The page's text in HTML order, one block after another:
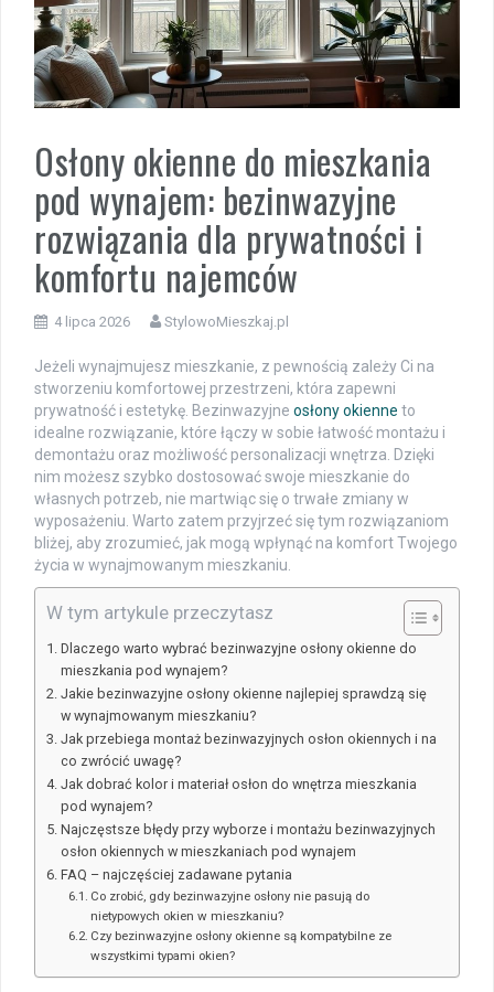
Osłony okienne do mieszkania
pod wynajem: bezinwazyjne
rozwiązania dla prywatności i
komfortu najemców
4 lipca 2026 StylowoMieszkaj.pl
Jeżeli wynajmujesz mieszkanie, z pewnością zależy Ci na
stworzeniu komfortowej przestrzeni, która zapewni
prywatność i estetykę. Bezinwazyjne osłony okienne to
idealne rozwiązanie, które łączy w sobie łatwość montażu i
demontażu oraz możliwość personalizacji wnętrza. Dzięki
nim możesz szybko dostosować swoje mieszkanie do
własnych potrzeb, nie martwiąc się o trwałe zmiany w
wyposażeniu. Warto zatem przyjrzeć się tym rozwiązaniom
bliżej, aby zrozumieć, jak mogą wpłynąć na komfort Twojego
życia w wynajmowanym mieszkaniu.
W tym artykule przeczytasz
Dlaczego warto wybrać bezinwazyjne osłony okienne do
mieszkania pod wynajem?
Jakie bezinwazyjne osłony okienne najlepiej sprawdzą się
w wynajmowanym mieszkaniu?
Jak przebiega montaż bezinwazyjnych osłon okiennych i na
co zwrócić uwagę?
Jak dobrać kolor i materiał osłon do wnętrza mieszkania
pod wynajem?
Najczęstsze błędy przy wyborze i montażu bezinwazyjnych
osłon okiennych w mieszkaniach pod wynajem
FAQ – najczęściej zadawane pytania
Co zrobić, gdy bezinwazyjne osłony nie pasują do
nietypowych okien w mieszkaniu?
Czy bezinwazyjne osłony okienne są kompatybilne ze
wszystkimi typami okien?